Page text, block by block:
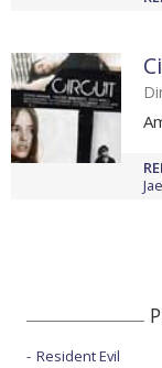
Resident Evil